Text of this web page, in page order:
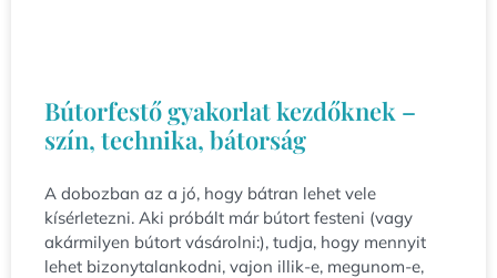
Bútorfestő gyakorlat kezdőknek –
szín, technika, bátorság
A dobozban az a jó, hogy bátran lehet vele
kísérletezni. Aki próbált már bútort festeni (vagy
akármilyen bútort vásárolni:), tudja, hogy mennyit
lehet bizonytalankodni, vajon illik-e, megunom-e,